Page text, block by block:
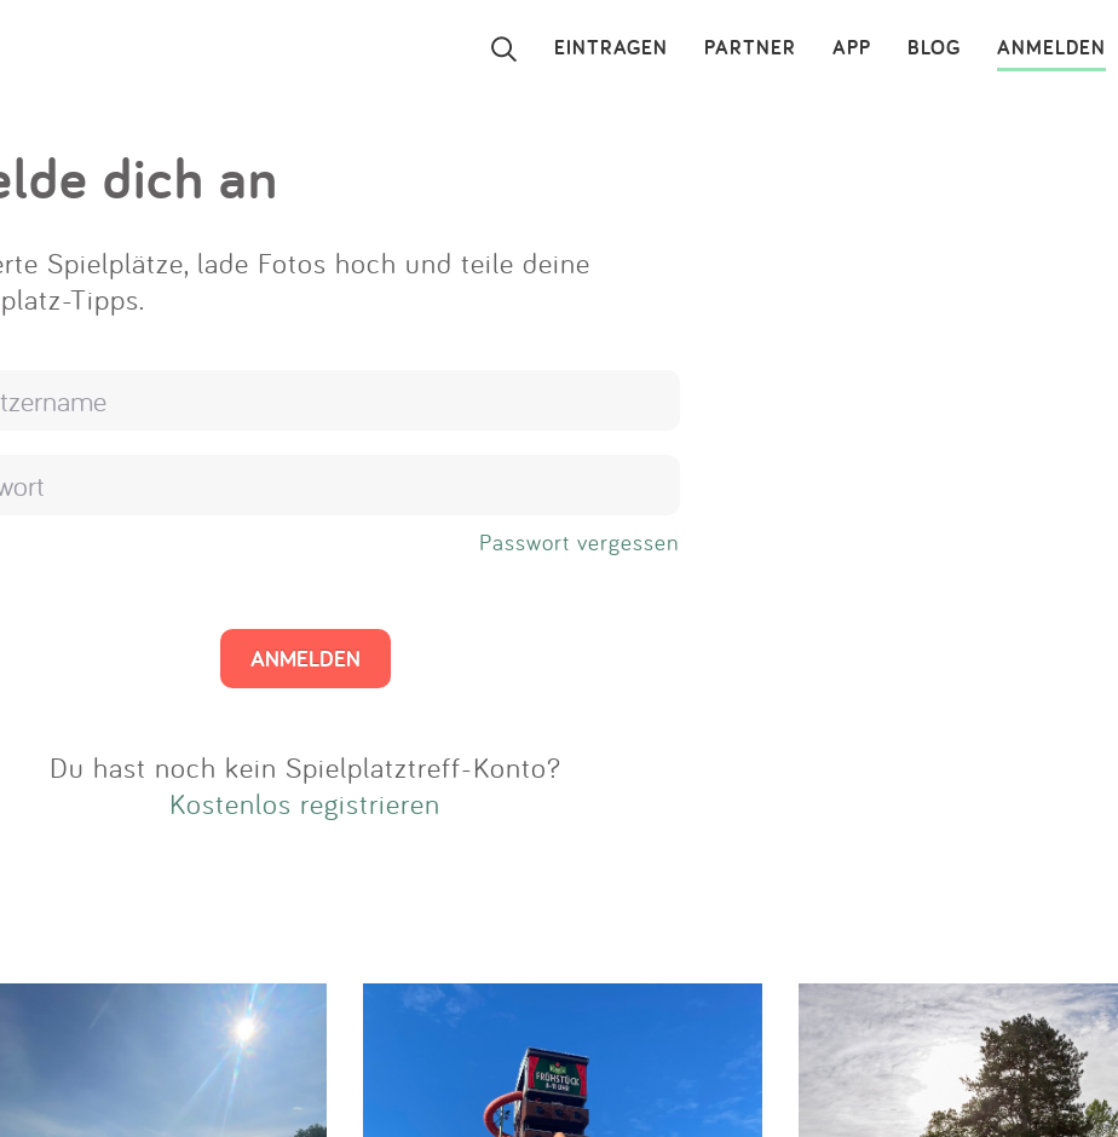
ANMELDEN
BLOG
APP
PARTNER
EINTRAGEN ×
App
Anmelden
dich an
Spielplätze, lade Fotos hoch und teile deine
Tipps.
Passwort vergessen
Du hast noch kein Spielplatztreff-Konto?
Kostenlos registrieren